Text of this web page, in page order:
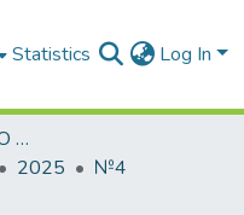
Statistics Log In
Научная периодика УО БГСХА
2025
№4